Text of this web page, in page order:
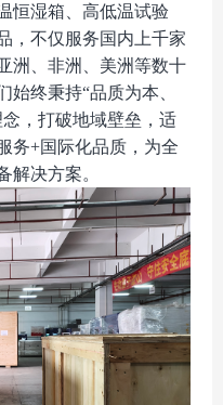
恒湿箱、高低温试验
，不仅服务国内上千家
洲、非洲、美洲等数十
始终秉持“品质为本、
，打破地域壁垒，适
务+国际化品质，为全
解决方案。